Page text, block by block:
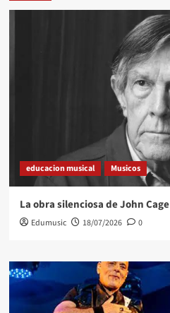
educacion musical Musicos
La obra silenciosa de John Cage
Edumusic 18/07/2026 0